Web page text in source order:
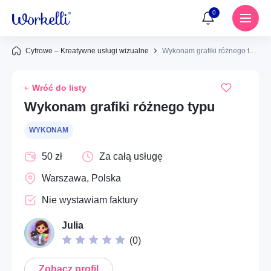
0
Brak powiadomień
Usługi
Dom – Remonty i prace budowlane
Dom – Naprawy i konserwacja
Instalacje – Elektryka
Instalacje – Hydraulika
Społeczne – Wolontariat i pomoc społeczna
Cyfrowe – Kreatywne usługi wizualne
Znajdź usługę lub wykonawcę
Cyfrowe – Kreatywne usługi wizualne Wykonam grafiki różnego typu
Wróć do listy
Ups...
Aby dodać ogłoszenie do ulubionych, musisz się
zalogować
Zaloguj się
Wykonam grafiki różnego typu
WYKONAM
50 zł Za całą usługę
Warszawa, Polska
Nie wystawiam faktury
Julia
(0)
Zobacz profil